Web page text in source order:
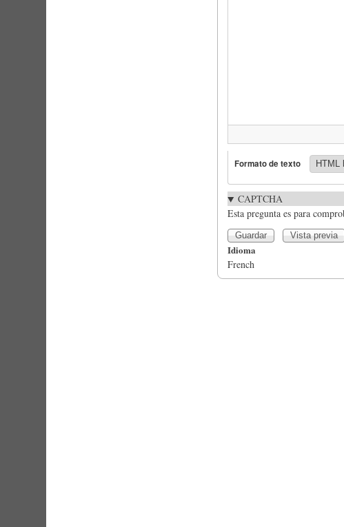
Formato de texto
CAPTCHA
Esta pregunta es para
Idioma
French